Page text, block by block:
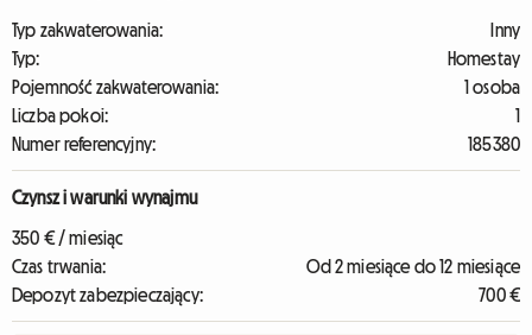
Typ zakwaterowania:
Inny
Typ:
Homestay
Pojemność zakwaterowania:
1 osoba
Liczba pokoi:
1
Numer referencyjny:
185380
Czynsz i warunki wynajmu
350 € / miesiąc
Czas trwania:
Od 2 miesiące do 12 miesiące
Depozyt zabezpieczający:
700 €